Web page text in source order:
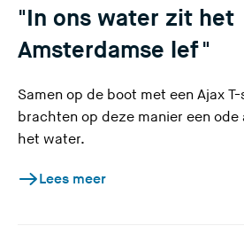
"In ons water zit het
Amsterdamse lef "
Samen op de boot met een Ajax
brachten op deze manier een ode
het water.
Lees meer